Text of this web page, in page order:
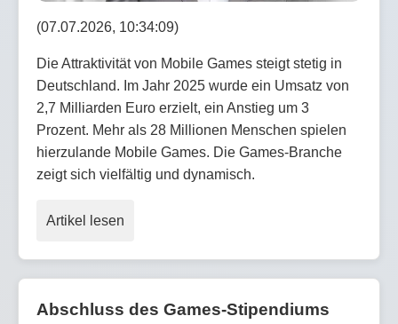
(07.07.2026, 10:34:09)
Die Attraktivität von Mobile Games steigt stetig in
Deutschland. Im Jahr 2025 wurde ein Umsatz von
2,7 Milliarden Euro erzielt, ein Anstieg um 3
Prozent. Mehr als 28 Millionen Menschen spielen
hierzulande Mobile Games. Die Games-Branche
zeigt sich vielfältig und dynamisch.
Artikel lesen
Abschluss des Games-Stipendiums